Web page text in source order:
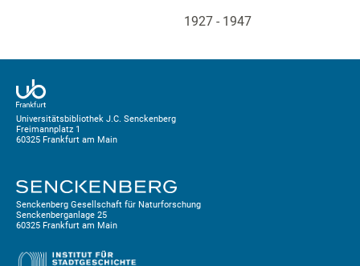
1927 - 1947
Universitätsbibliothek J.C. Senckenberg
Freimannplatz 1
60325 Frankfurt am Main
Senckenberg Gesellschaft für Naturforschung
Senckenberganlage 25
60325 Frankfurt am Main